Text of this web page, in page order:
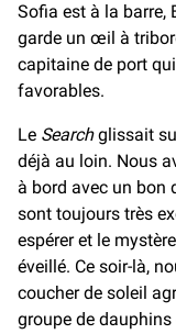
Sofia est à la barre,
garde un œil à
capitaine de port
favorables.
Le Searchglissait
déjà au loin. Nous
à bord avec un bon
sont toujours très
espérer et le
éveillé. Ce soir-là,
coucher de soleil
groupe de